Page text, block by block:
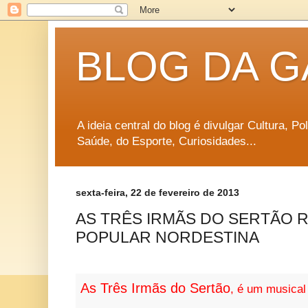
BLOG DA
A ideia central do blog é divulgar Cultura,
Saúde, do Esporte, Curiosidades...
sexta-feira, 22 de fevereiro de 2013
AS TRÊS IRMÃS DO SERTÃO
POPULAR NORDESTINA
As Três Irmãs do Sertão, é um